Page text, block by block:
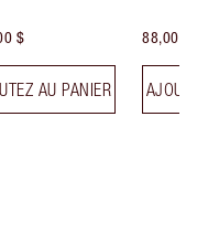
$
AU PANIER
88,00 $